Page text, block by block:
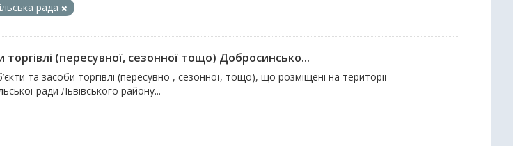
рада
торгівлі (пересувної, сезонної тощо) Добросинсько...
та засоби торгівлі (пересувної, сезонної, тощо), що розміщені на території
ради Львівського району...